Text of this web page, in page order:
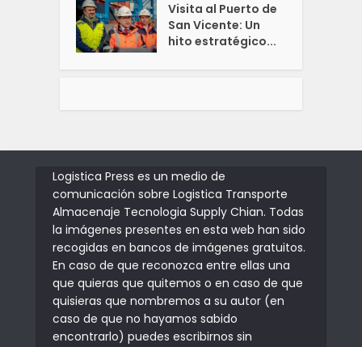
Visita al Puerto de
San Vicente: Un
hito estratégico...
Logistica Press es un medio de
comunicación sobre Logistica Transporte
Almacenaje Tecnologia Supply Chian. Todas
la imágenes presentes en esta web han sido
recogidas en bancos de imágenes gratuitos.
En caso de que reconozca entre ellas una
que quieras que quitemos o en caso de que
quisieras que nombremos a su autor (en
caso de que no hayamos sabido
encontrarlo) puedes escribirnos sin